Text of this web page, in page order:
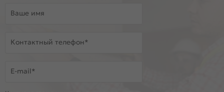
Ваше имя
Контактный телефон*
E-mail*